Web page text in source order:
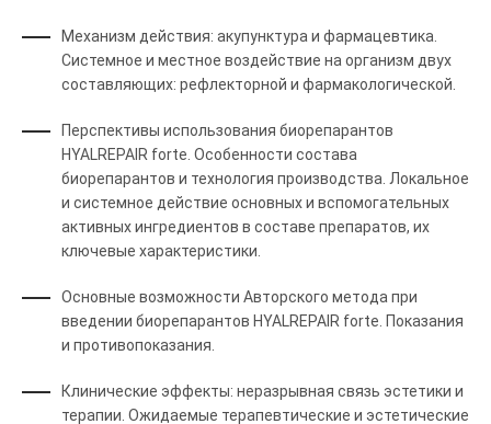
Механизм действия: акупунктура и фармацевтика.
Системное и местное воздействие на организм двух
составляющих: рефлекторной и фармакологической.
Перспективы использования биорепарантов
HYALREPAIR forte. Особенности состава
биорепарантов и технология производства. Локальное
и системное действие основных и вспомогательных
активных ингредиентов в составе препаратов, их
ключевые характеристики.
Основные возможности Авторского метода при
введении биорепарантов HYALREPAIR forte. Показания
и противопоказания.
Клинические эффекты: неразрывная связь эстетики и
терапии. Ожидаемые терапевтические и эстетические